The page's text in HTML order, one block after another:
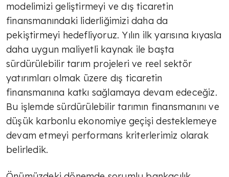
modelimizi geliştirmeyi ve dış ticaretin
finansmanındaki liderliğimizi daha da
pekiştirmeyi hedefliyoruz. Yılın ilk yarısına kıyasla
daha uygun maliyetli kaynak ile başta
sürdürülebilir tarım projeleri ve reel sektör
yatırımları olmak üzere dış ticaretin
finansmanına katkı sağlamaya devam edeceğiz.
Bu işlemde sürdürülebilir tarımın finansmanını ve
düşük karbonlu ekonomiye geçişi desteklemeye
devam etmeyi performans kriterlerimiz olarak
belirledik.